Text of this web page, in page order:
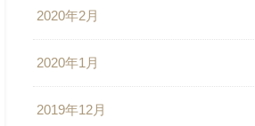
2020年2月
2020年1月
2019年12月